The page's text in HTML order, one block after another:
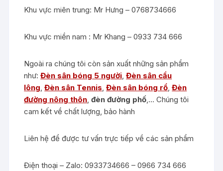
Khu vực miên trung: Mr Hưng – 0768734666
Khu vực miền nam : Mr Khang – 0933 734 666
Ngoài ra chúng tôi còn sản xuất những sản phẩm
như:Đèn sân bóng 5 người,Đèn sân cầu
lông,Đèn sân Tennis,Đèn sân bóng rổ,Đèn
đường nông thôn,đèn đường phố,… Chúng tôi
cam kết về chất lượng, bảo hành
Liên hệ để được tư vấn trực tiếp về các sản phẩm
Điện thoại – Zalo: 0933734666 – 0966 734 666